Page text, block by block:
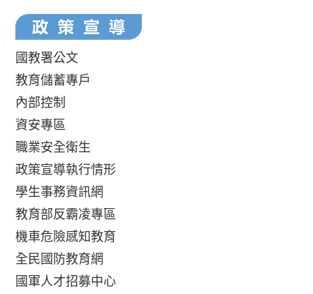
國教署公文
教育儲蓄專戶
內部控制
資安專區
職業安全衛生
政策宣導執行情形
學生事務資訊網
教育部反霸凌專區
機車危險感知教育
全民國防教育網
國軍人才招募中心